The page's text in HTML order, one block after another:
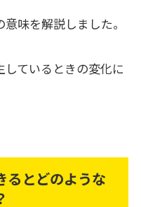
味を解説しました。
ているときの変化に
るとどのような